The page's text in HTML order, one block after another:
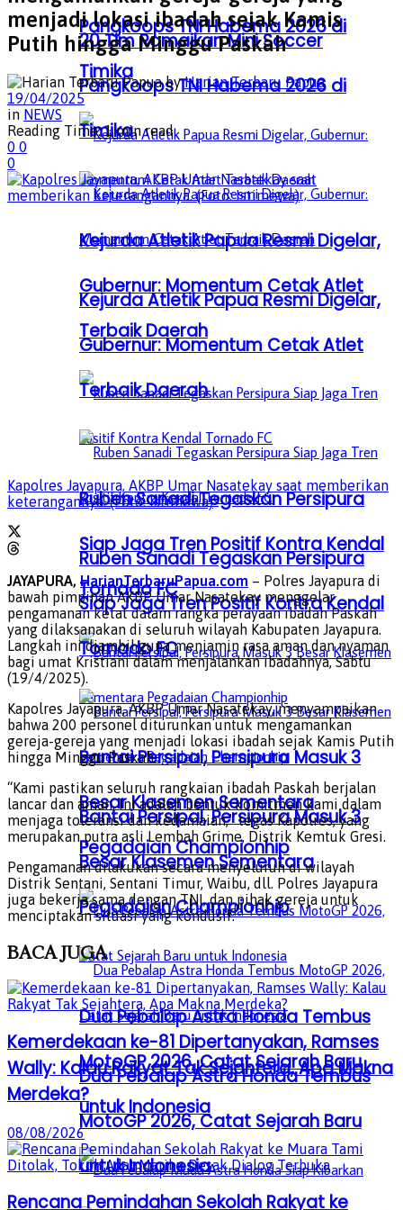
Pangkoops TNI Habema 2026 di
Timika
Kejurda Atletik Papua Resmi Digelar,
Gubernur: Momentum Cetak Atlet
Terbaik Daerah
Ruben Sanadi Tegaskan Persipura
Siap Jaga Tren Positif Kontra Kendal
Tornado FC
Bantai Persipal, Persipura Masuk 3
Besar Klasemen Sementara
Pegadaian Championhip
Dua Pebalap Astra Honda Tembus
MotoGP 2026, Catat Sejarah Baru
untuk Indonesia
20 Tim Ramaikan Mini Soccer
Pangkoops TNI Habema 2026 di
Timika
Kejurda Atletik Papua Resmi Digelar,
Gubernur: Momentum Cetak Atlet
Terbaik Daerah
Ruben Sanadi Tegaskan Persipura
Siap Jaga Tren Positif Kontra Kendal
Tornado FC
Bantai Persipal, Persipura Masuk 3
Besar Klasemen Sementara
Pegadaian Championhip
Dua Pebalap Astra Honda Tembus
MotoGP 2026, Catat Sejarah Baru
untuk Indonesia
menjadi lokasi ibadah sejak Kamis
Putih hingga Minggu Paskah
by Harian Terbaru Papua
19/04/2025
in NEWS
Reading Time: 1 min read
0 0
0
Kapolres Jayapura, AKBP Umar Nasatekay saat memberikan
keterangannya. (Foto: Istimewa)
JAYAPURA, HarianTerbaruPapua.com – Polres Jayapura di
bawah pimpinan AKBP Umar Nasatekay menggelar
pengamanan ketat dalam rangka perayaan ibadah Paskah
yang dilaksanakan di seluruh wilayah Kabupaten Jayapura.
Langkah ini diambil guna menjamin rasa aman dan nyaman
bagi umat Kristiani dalam menjalankan ibadahnya, Sabtu
(19/4/2025).
Kapolres Jayapura, AKBP Umar Nasatekay, menyampaikan
bahwa 200 personel diturunkan untuk mengamankan
gereja-gereja yang menjadi lokasi ibadah sejak Kamis Putih
hingga Minggu Paskah.
“Kami pastikan seluruh rangkaian ibadah Paskah berjalan
lancar dan aman. Ini adalah bentuk komitmen kami dalam
menjaga toleransi dan kedamaian,” tegas Kapolres, yang
merupakan putra asli Lembah Grime, Distrik Kemtuk Gresi.
Pengamanan dilakukan secara menyeluruh di wilayah
Distrik Sentani, Sentani Timur, Waibu, dll. Polres Jayapura
juga bekerja sama dengan TNI, dan pihak gereja untuk
menciptakan situasi yang kondusif.
BACAJUGA
Kemerdekaan ke-81 Dipertanyakan, Ramses
Wally: Kalau Rakyat Tak Sejahtera, Apa Makna
Merdeka?
08/08/2026
Rencana Pemindahan Sekolah Rakyat ke